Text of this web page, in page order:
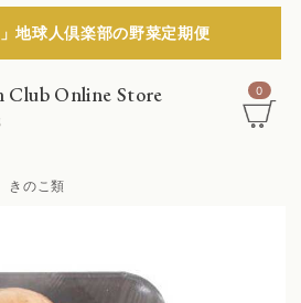
」地球人倶楽部の野菜定期便
Club Online Store 0
きのこ類